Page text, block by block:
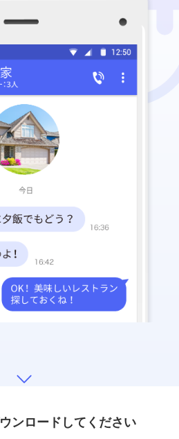
ンロードしてください